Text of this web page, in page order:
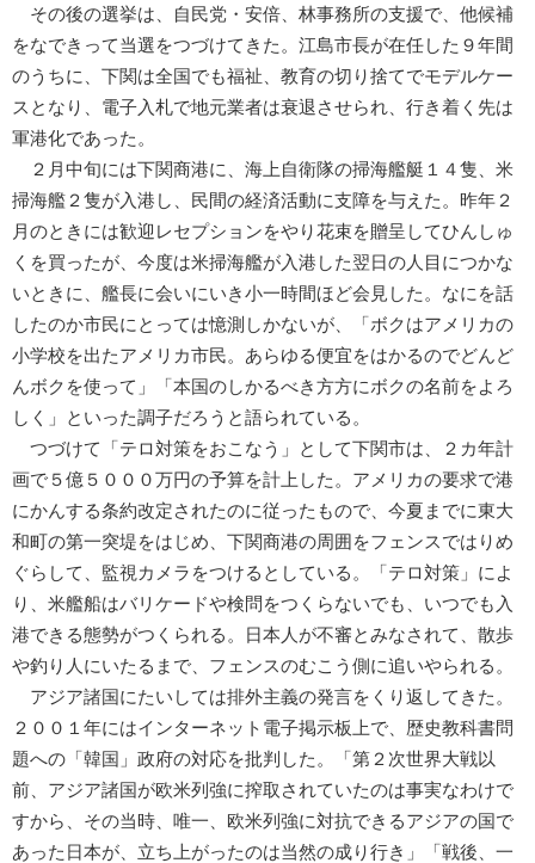
その後の選挙は、自民党・安倍、林事務所の支援で、他候補
をなできって当選をつづけてきた。江島市長が在任した９年間
のうちに、下関は全国でも福祉、教育の切り捨てでモデルケー
スとなり、電子入札で地元業者は衰退させられ、行き着く先は
軍港化であった。
２月中旬には下関商港に、海上自衛隊の掃海艦艇１４隻、米
掃海艦２隻が入港し、民間の経済活動に支障を与えた。昨年２
月のときには歓迎レセプションをやり花束を贈呈してひんしゅ
くを買ったが、今度は米掃海艦が入港した翌日の人目につかな
いときに、艦長に会いにいき小一時間ほど会見した。なにを話
したのか市民にとっては憶測しかないが、「ボクはアメリカの
小学校を出たアメリカ市民。あらゆる便宜をはかるのでどんど
んボクを使って」「本国のしかるべき方方にボクの名前をよろ
しく」といった調子だろうと語られている。
つづけて「テロ対策をおこなう」として下関市は、２カ年計
画で５億５０００万円の予算を計上した。アメリカの要求で港
にかんする条約改定されたのに従ったもので、今夏までに東大
和町の第一突堤をはじめ、下関商港の周囲をフェンスではりめ
ぐらして、監視カメラをつけるとしている。「テロ対策」によ
り、米艦船はバリケードや検問をつくらないでも、いつでも入
港できる態勢がつくられる。日本人が不審とみなされて、散歩
や釣り人にいたるまで、フェンスのむこう側に追いやられる。
アジア諸国にたいしては排外主義の発言をくり返してきた。
２００１年にはインターネット電子掲示板上で、歴史教科書問
題への「韓国」政府の対応を批判した。「第２次世界大戦以
前、アジア諸国が欧米列強に搾取されていたのは事実なわけで
すから、その当時、唯一、欧米列強に対抗できるアジアの国で
あった日本が、立ち上がったのは当然の成り行き」「戦後、一